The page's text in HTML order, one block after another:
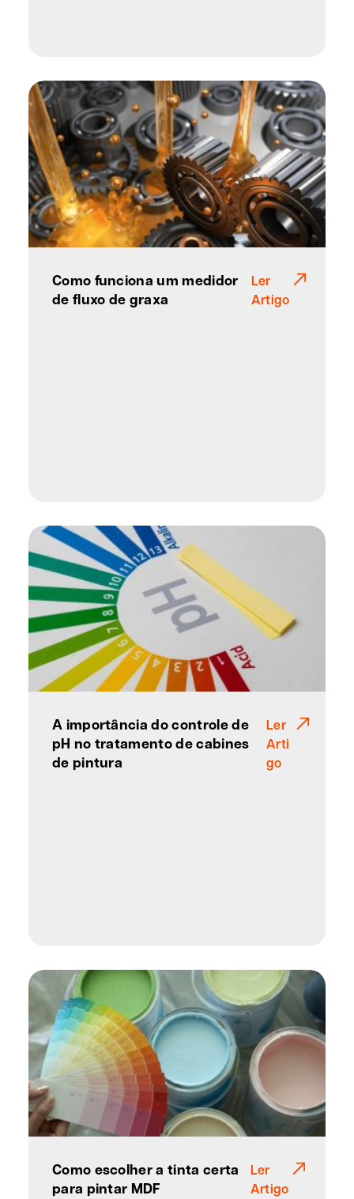
Como funciona um medidor
de fluxo de graxa
Ler
Artigo
A importância do controle de
pH no tratamento de cabines
de pintura
Ler
Arti
go
Como escolher a tinta certa
para pintar MDF
Ler
Artigo